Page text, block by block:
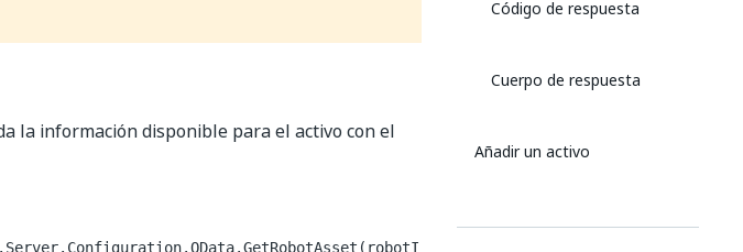
la información disponible para el activo con el
Código de respuesta
Cuerpo de respuesta
Añadir un activo
Solicitar encabezados.